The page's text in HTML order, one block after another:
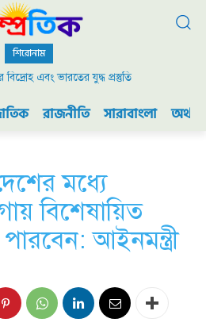
শিরোনাম
এবং ভারতের যুদ্ধ প্রস্তুতি
রাজনীতি সারাবাংলা
মধ্যে
বিশেষায়িত
আইনমন্ত্রী